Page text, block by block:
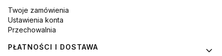
Twoje zamówienia
Ustawienia konta
Przechowalnia
PŁATNOŚCI I DOSTAWA